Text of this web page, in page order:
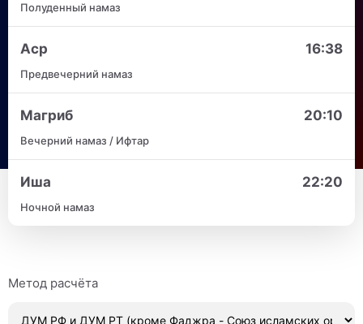
Полуденный намаз
Аср 16:38
Предвечерний намаз
Магриб 20:10
Вечерний намаз / Ифтар
Иша 22:20
Ночной намаз
Метод расчёта